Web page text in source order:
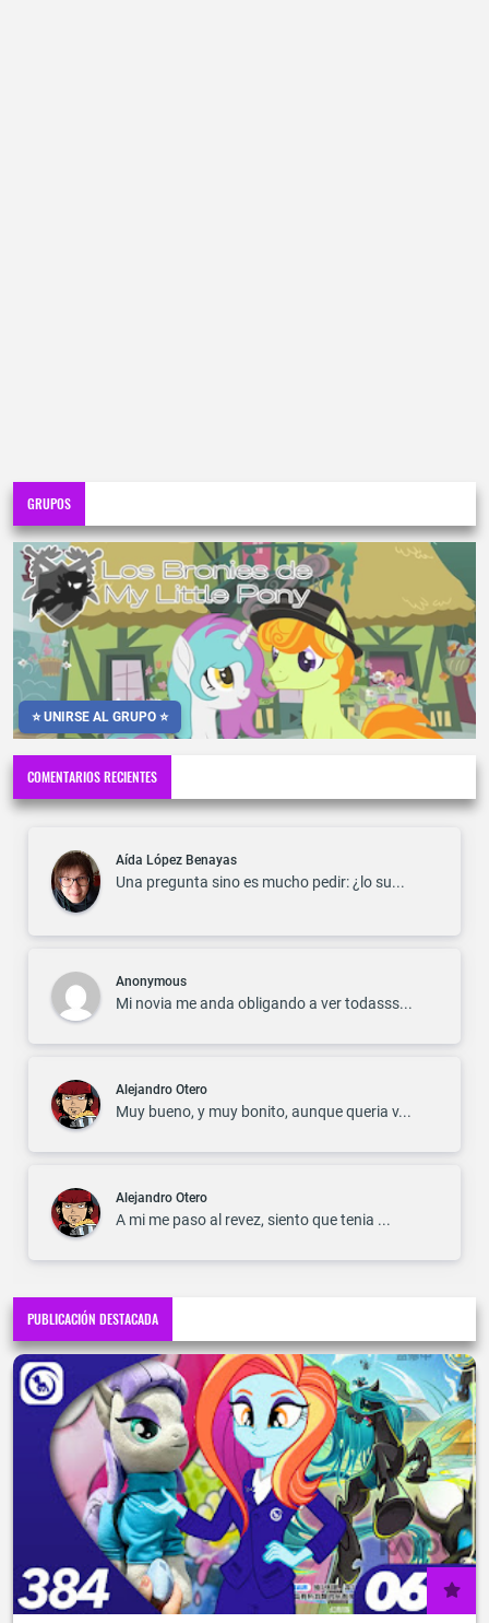
GRUPOS
⭐ UNIRSE AL GRUPO ⭐
COMENTARIOS RECIENTES
Aída López Benayas
Una pregunta sino es mucho pedir: ¿lo su...
Anonymous
Mi novia me anda obligando a ver todasss...
Alejandro Otero
Muy bueno, y muy bonito, aunque queria v...
Alejandro Otero
A mi me paso al revez, siento que tenia ...
PUBLICACIÓN DESTACADA